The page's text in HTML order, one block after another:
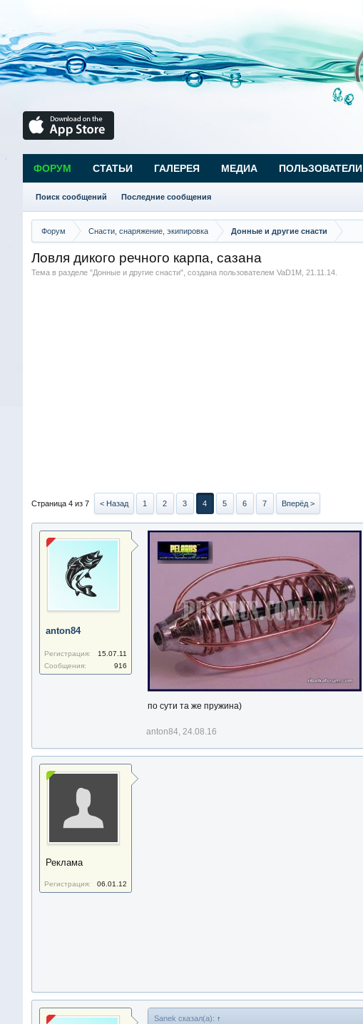
Форум Снасти, снаряжение, экипировка Донные и другие снасти
Ловля дикого речного карпа, сазана
Тема в разделе "Донные и другие снасти", создана пользователем VaD1M, 21.11.14.
Страница 4 из 7 < Назад 1 2 3 4 5 6 7 Вперёд >
anton84
Регистрация:
15.07.11
Сообщения:
916
по сути та же пружина)
anton84, 24.08.16
Реклама
Регистрация: 06.01.12
Sanek сказал(а): ↑
ФОРУМ
Поиск сообщений Последние сообщения
СТАТЬИ ГАЛЕРЕЯ МЕДИА ПОЛЬЗОВАТЕЛИ